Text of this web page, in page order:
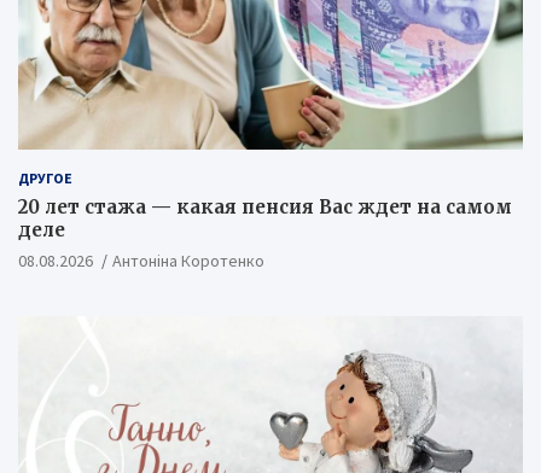
ДРУГОЕ
20 лет стажа — какая пенсия Вас ждет на самом
деле
08.08.2026 Антоніна Коротенко